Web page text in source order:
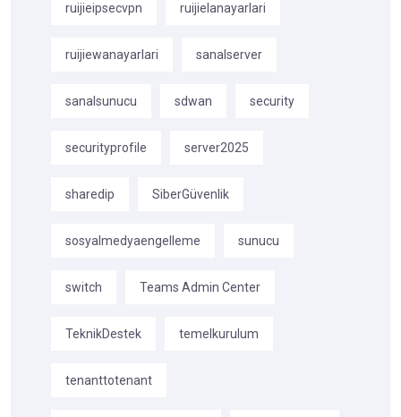
ruijieipsecvpn ruijielanayarlari
ruijiewanayarlari sanalserver
sanalsunucu sdwan security
securityprofile server2025
sharedip SiberGüvenlik
sosyalmedyaengelleme sunucu
switch Teams Admin Center
TeknikDestek temelkurulum
tenanttotenant